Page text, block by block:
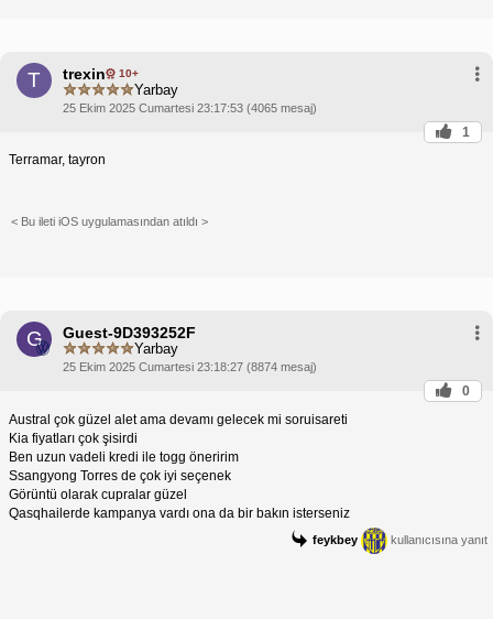
T trexin 10+
Yarbay
25 Ekim 2025 Cumartesi 23:17:53 (4065 mesaj)
1
Terramar, tayron
< Bu ileti iOS uygulamasından atıldı >
G Guest-9D393252F
Yarbay
25 Ekim 2025 Cumartesi 23:18:27 (8874 mesaj)
0
Austral çok güzel alet ama devamı gelecek mi soruisareti
Kia fiyatları çok şisirdi
Ben uzun vadeli kredi ile togg öneririm
Ssangyong Torres de çok iyi seçenek
Görüntü olarak cupralar güzel
Qasqhailerde kampanya vardı ona da bir bakın isterseniz
feykbey kullanıcısına yanıt